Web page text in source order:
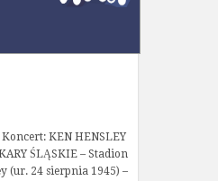
KEN HENSLEY
ŚLĄSKIE – Stadion
(ur. 24 sierpnia 1945) –